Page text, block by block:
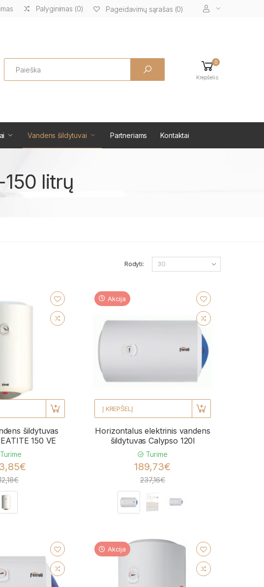
Palyginimas (0) Pageidavimų sąrašas (0)
Search 0
Krepšelis
Vandens šildytuvai Partneriams Kontaktai
litrų
Rodyti:
šildytuvas
150 VE
Turime
Akcija
Į KREPŠELĮ
Horizontalus elektrinis vandens
šildytuvas Calypso 120l
Turime
189,73€
237,16€
Akcija